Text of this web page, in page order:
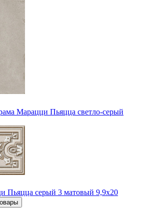
Марацци Пьяцца светло-серый
Пьяцца серый 3 матовый 9,9x20